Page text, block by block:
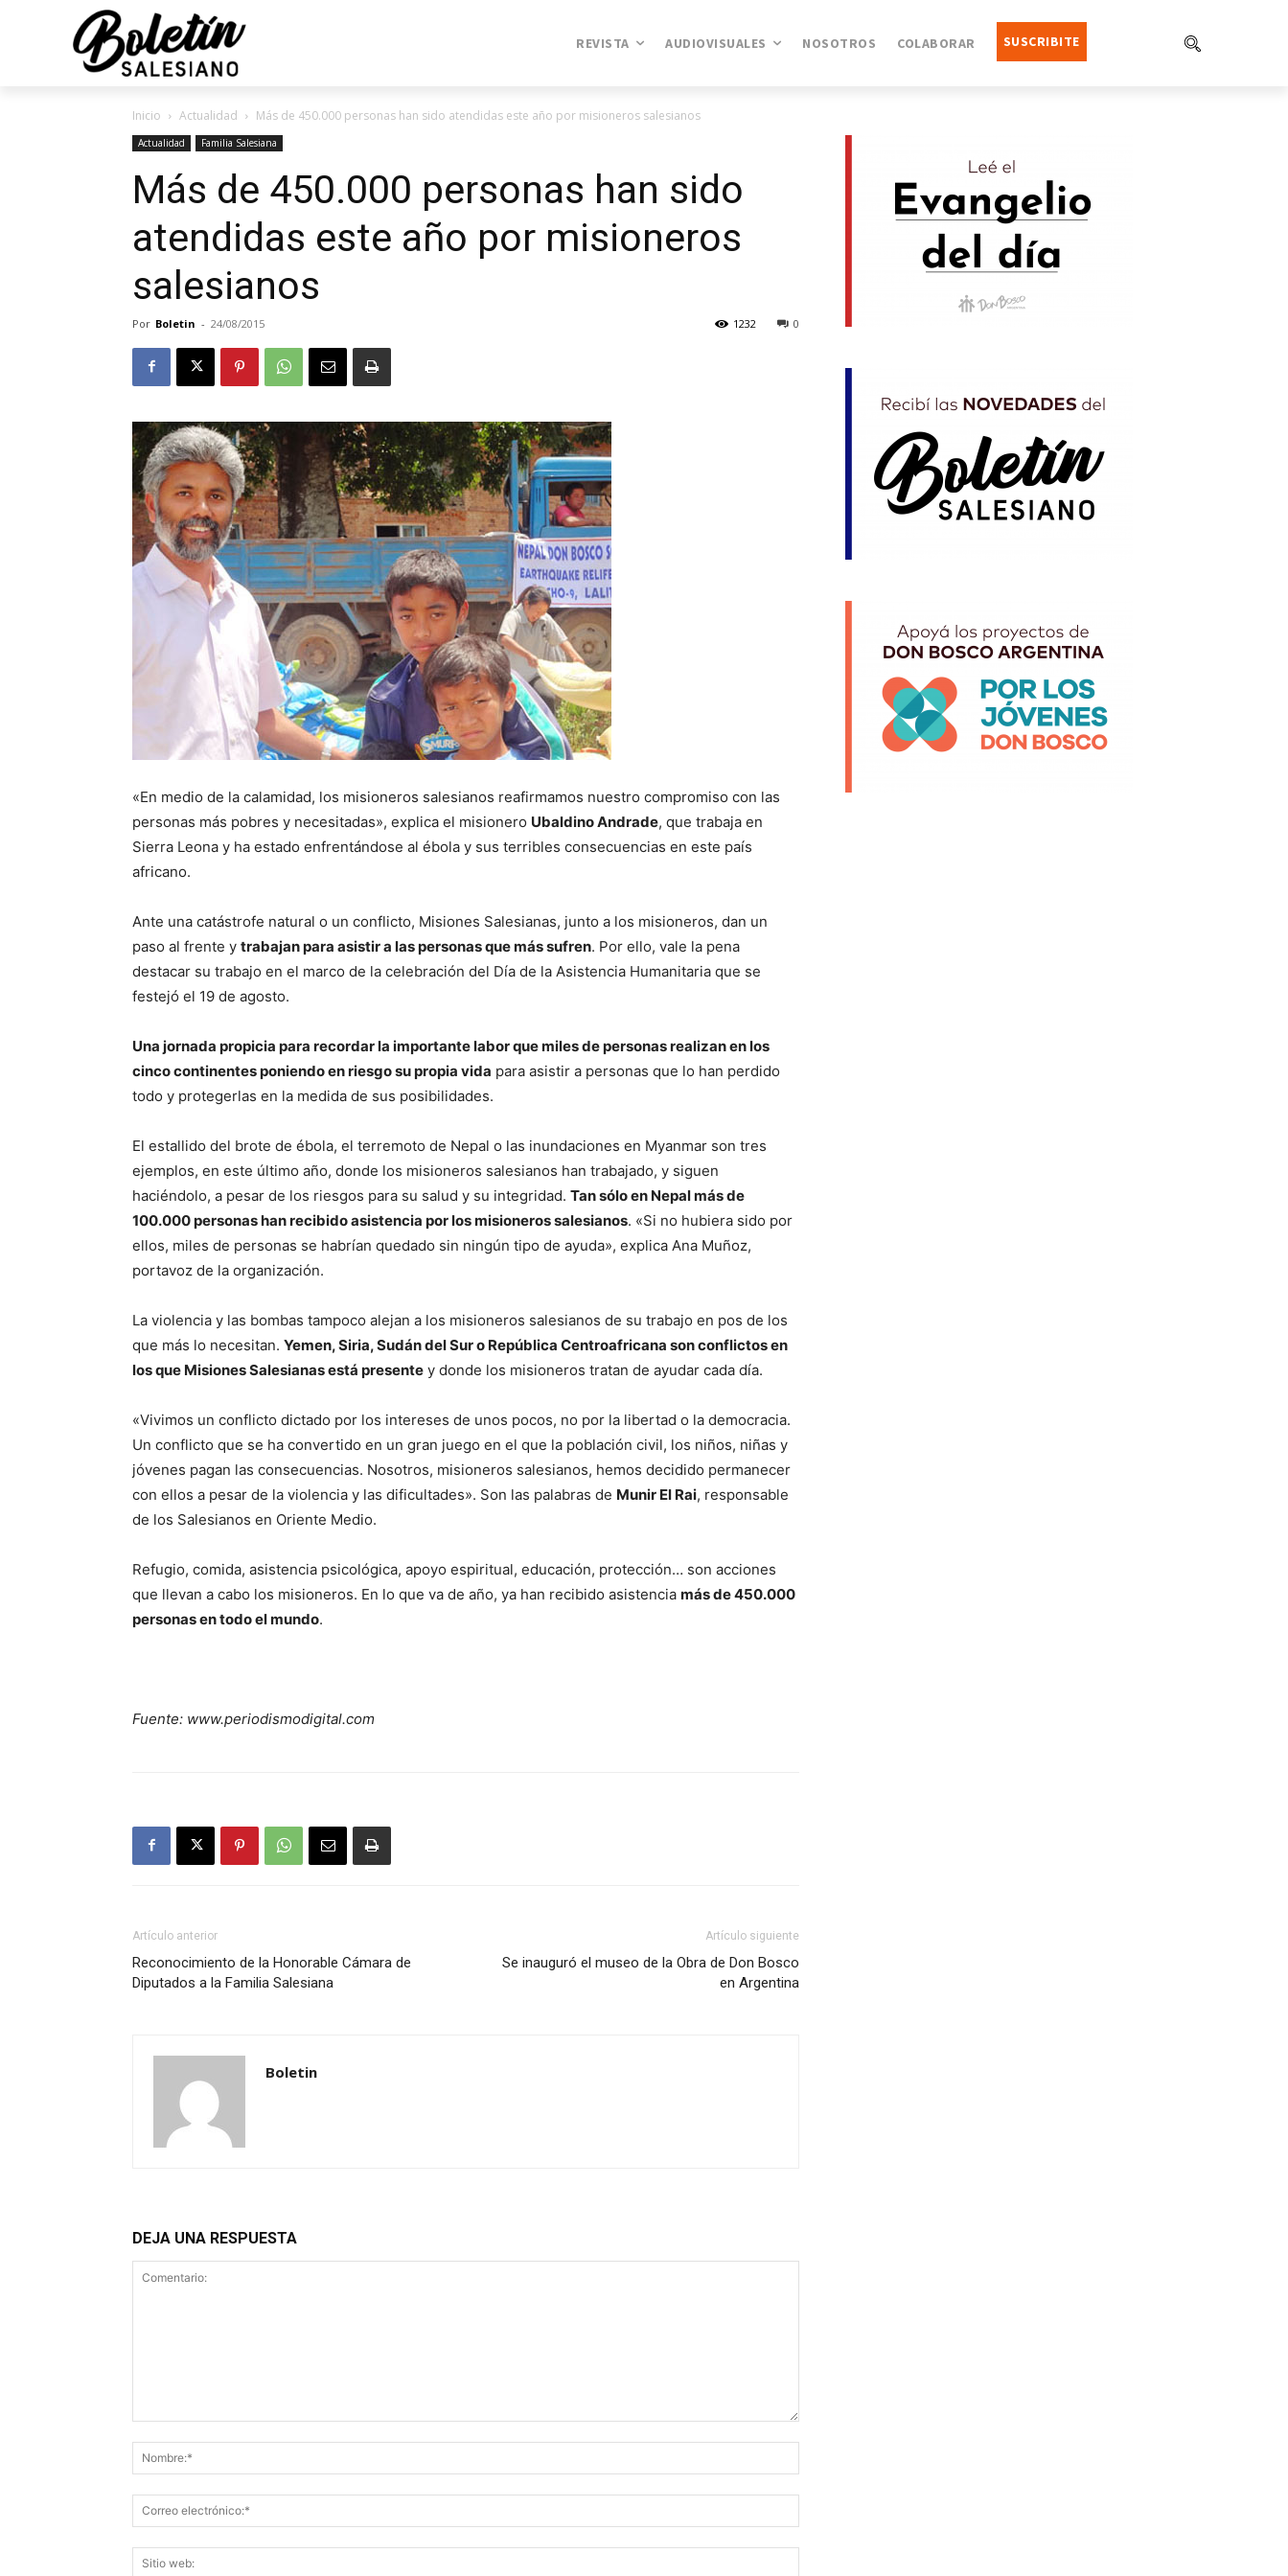
REVISTA AUDIOVISUALES NOSOTROS COLABORAR SUSCRIBITE
Inicio Actualidad Más de 450.000 personas han sido atendidas este año por misioneros salesianos
Actualidad Familia Salesiana
Más de 450.000 personas han sido
atendidas este año por misioneros
salesianos
Por Boletin - 24/08/2015 0
1232
«En medio de la calamidad, los misioneros salesianos reafirmamos nuestro compromiso con las
personas más pobres y necesitadas», explica el misionero Ubaldino Andrade, que trabaja en
Sierra Leona y ha estado enfrentándose al ébola y sus terribles consecuencias en este país
africano.
Ante una catástrofe natural o un conflicto, Misiones Salesianas, junto a los misioneros, dan un
paso al frente y trabajan para asistir a las personas que más sufren. Por ello, vale la pena
destacar su trabajo en el marco de la celebración del Día de la Asistencia Humanitaria que se
festejó el 19 de agosto.
Una jornada propicia para recordar la importante labor que miles de personas realizan en los
cinco continentes poniendo en riesgo su propia vida para asistir a personas que lo han perdido
todo y protegerlas en la medida de sus posibilidades.
El estallido del brote de ébola, el terremoto de Nepal o las inundaciones en Myanmar son tres
ejemplos, en este último año, donde los misioneros salesianos han trabajado, y siguen
haciéndolo, a pesar de los riesgos para su salud y su integridad. Tan sólo en Nepal más de
100.000 personas han recibido asistencia por los misioneros salesianos. «Si no hubiera sido por
ellos, miles de personas se habrían quedado sin ningún tipo de ayuda», explica Ana Muñoz,
portavoz de la organización.
La violencia y las bombas tampoco alejan a los misioneros salesianos de su trabajo en pos de los
que más lo necesitan. Yemen, Siria, Sudán del Sur o República Centroafricana son conflictos en
los que Misiones Salesianas está presente y donde los misioneros tratan de ayudar cada día.
«Vivimos un conflicto dictado por los intereses de unos pocos, no por la libertad o la democracia.
Un conflicto que se ha convertido en un gran juego en el que la población civil, los niños, niñas y
jóvenes pagan las consecuencias. Nosotros, misioneros salesianos, hemos decidido permanecer
con ellos a pesar de la violencia y las dificultades». Son las palabras de Munir El Rai, responsable
de los Salesianos en Oriente Medio.
Refugio, comida, asistencia psicológica, apoyo espiritual, educación, protección… son acciones
que llevan a cabo los misioneros. En lo que va de año, ya han recibido asistencia más de 450.000
personas en todo el mundo.
Fuente: www.periodismodigital.com
Artículo anterior
Reconocimiento de la Honorable Cámara de
Diputados a la Familia Salesiana
Artículo siguiente
Se inauguró el museo de la Obra de Don Bosco
en Argentina
Boletin
DEJA UNA RESPUESTA